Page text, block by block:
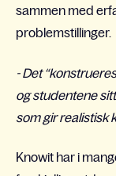
sammen med
problemstillinger.
- Det
og studentene
som gir realistisk
Knowit har i